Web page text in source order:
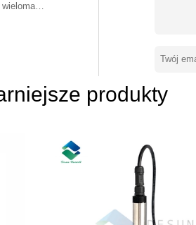
zdalna
produktów
z
wysokiej
produkty